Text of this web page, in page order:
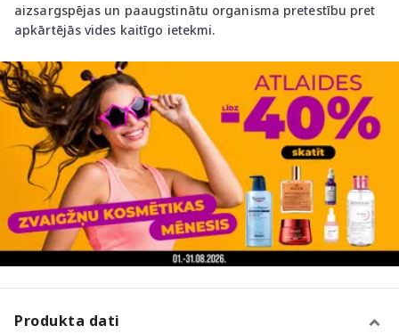
aizsargspējas un paaugstinātu organisma pretestību pret
apkārtējās vides kaitīgo ietekmi.
Produkta dati